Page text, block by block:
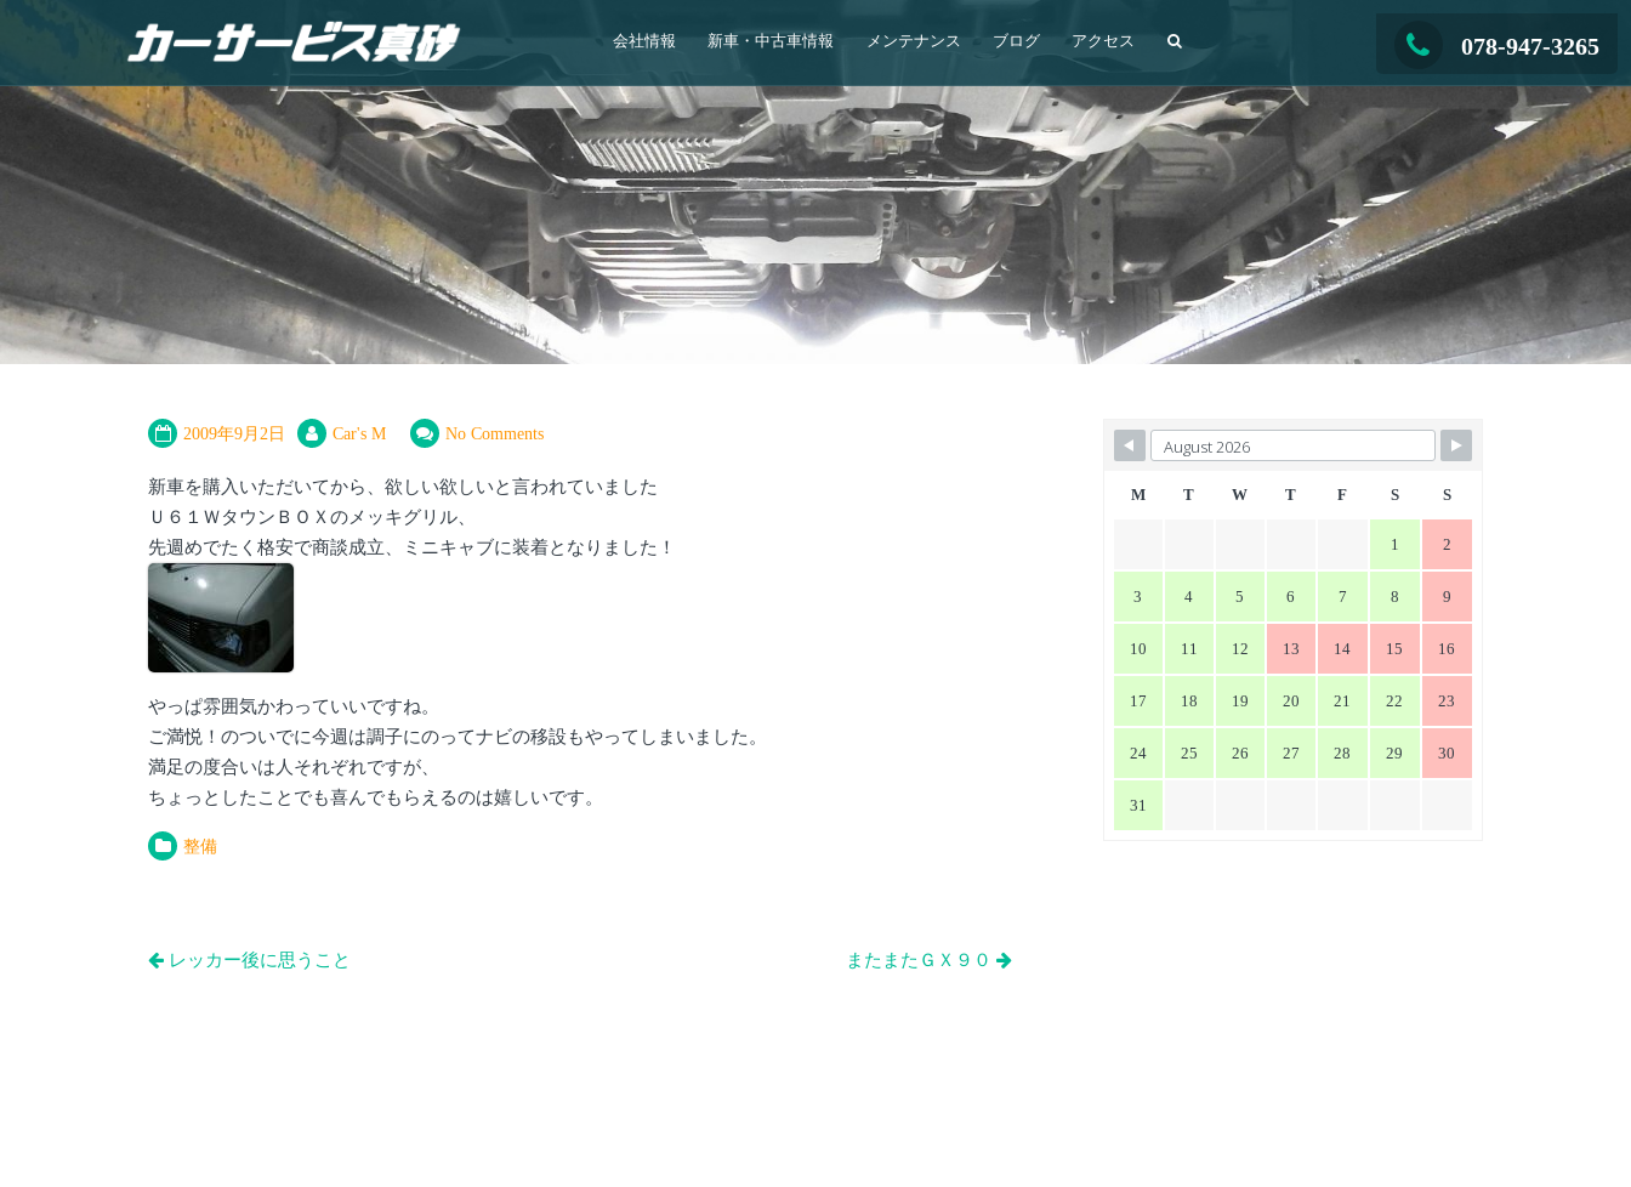
078-947-3265
会社情報 新車・中古車情報 メンテナンス ブログ アクセス
2009年9月2日 Car's M No Comments
新車を購入いただいてから、欲しい欲しいと言われていました
Ｕ６１ＷタウンＢＯＸのメッキグリル、
先週めでたく格安で商談成立、ミニキャブに装着となりました！
やっぱ雰囲気かわっていいですね。
ご満悦！のついでに今週は調子にのってナビの移設もやってしまいました。
満足の度合いは人それぞれですが、
ちょっとしたことでも喜んでもらえるのは嬉しいです。
整備
投レッカー後に思うこと またまたＧＸ９０
M T W T F S S
1 2
3 4 5 6 7 8 9
10 11 12 13 14 15 16
17 18 19 20 21 22 23
24 25 26 27 28 29 30
31